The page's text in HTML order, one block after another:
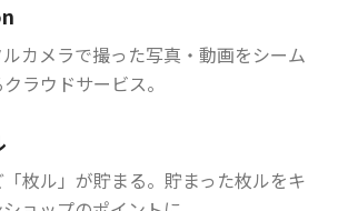
カメラで撮った写真・動画をシーム
ラウドサービス。
枚ル」が貯まる。貯まった枚ルをキ